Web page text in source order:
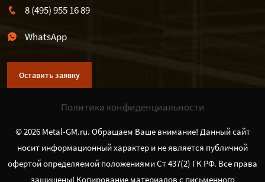
8 (495) 955 16 89
WhatsApp
Оставить заявку
Политика конфиденциальности
© 2026 Metal-GM.ru. Обращаем Ваше внимание! Данный сайт
носит информационный характер и не является публичной
офертой определяемой положениями Ст 437(2) ГК РФ. Все права
защищены! Копирование материалов с письменного